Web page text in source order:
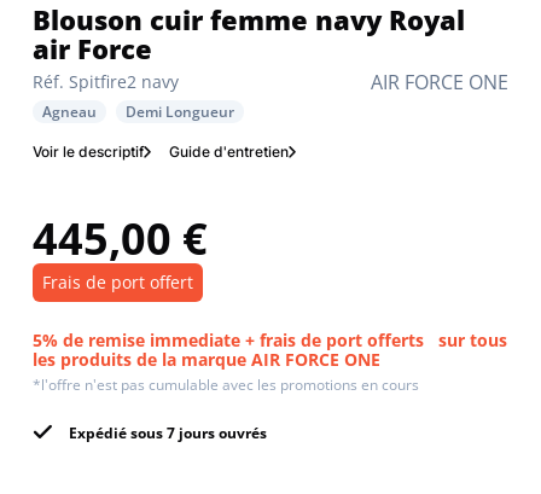
AIR FORCE ONE
Réf. Spitfire2 navy
Blouson cuir femme navy Royal
air Force
Agneau Demi Longueur
Voir le descriptif Guide d'entretien
445,00 €
Frais de port offert
5% de remise immediate + frais de port offerts sur tous
les produits de la marque AIR FORCE ONE
*l'offre n'est pas cumulable avec les promotions en cours
Expédié sous 7 jours ouvrés